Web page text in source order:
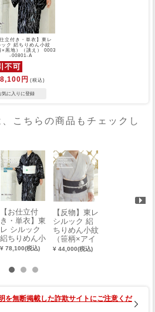
仕立付き・単衣】東レ
ック 絽ちりめん小紋
×黒地）（誂え） 0003
-00801-A
円 (税込)
こちらの商品もチェックし
【お仕立付
き・単衣】東
レ シルック
絽ちりめん小
紋（笹柄×黒
0003-00801-A
¥ 78,100(税込)
【反物】東レ
シルック 絽
ちりめん小紋
（笹柄×アイ
ボリー） 000
¥ 44,000(税込)
を無断掲載した詐欺サイトにご注意くだ